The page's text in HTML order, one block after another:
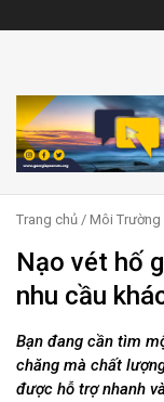
Trang chủ / Môi Trường
Nạo vét hố
nhu cầu
Bạn đang cần tìm
chăng mà chất
được hỗ trợ nhanh